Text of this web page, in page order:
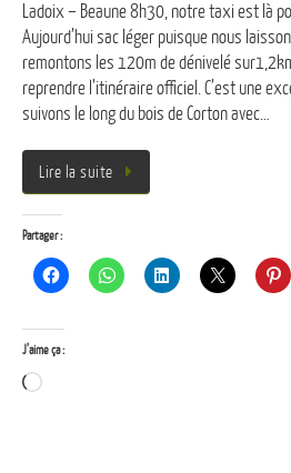
Ladoix – Beaune 8h30, notre taxi est là
Aujourd’hui sac léger puisque nous
remontons les 120m de dénivelé
reprendre l’itinéraire officiel. C’est une
suivons le long du bois de Corton avec…
Lire la suite
Partager :
J’aime ça :
Chargement…